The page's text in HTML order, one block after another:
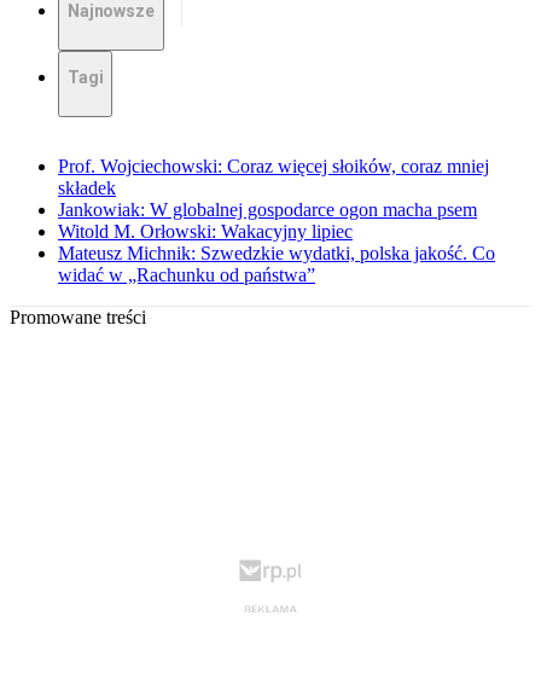
Najnowsze
Tagi
Prof. Wojciechowski: Coraz więcej słoików, coraz mniej
składek
Jankowiak: W globalnej gospodarce ogon macha psem
Witold M. Orłowski: Wakacyjny lipiec
Mateusz Michnik: Szwedzkie wydatki, polska jakość. Co
widać w „Rachunku od państwa”
Promowane treści